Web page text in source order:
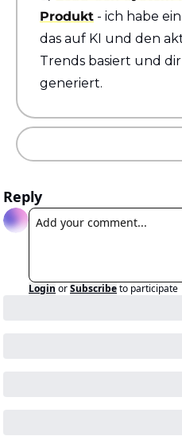
Produkt - ich habe
das auf KI und den
Trends basiert und
generiert.
Reply
Login orSubscribeto participate